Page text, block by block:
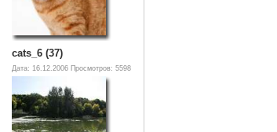
cats_6 (37)
Дата: 16.12.2006 Просмотров: 5598